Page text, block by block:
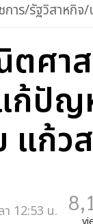
การ/รัฐวิสาหกิจ
ตศา
ก้ปั
แก้ว
า 12:53 น.